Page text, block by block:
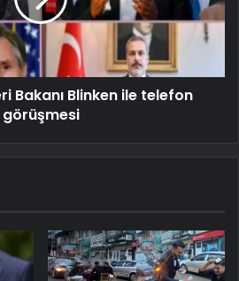
Bakanı Blinken ile telefon
görüşmesi